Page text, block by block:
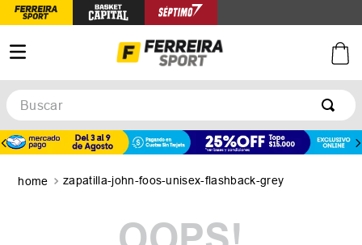
Buscar
zapatilla-john-foos-unisex-flashback-grey
TÉRMINOS MÁS BUSCADOS
zapatillas